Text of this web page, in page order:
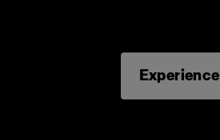
Experience